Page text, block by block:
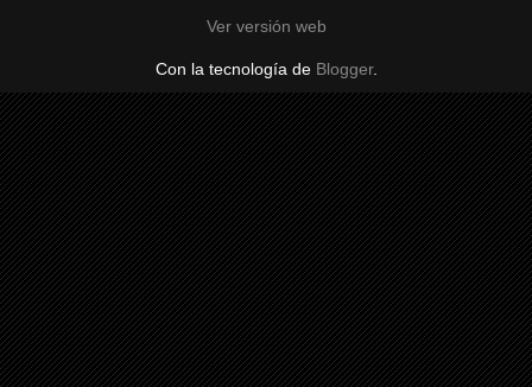
Ver versión web
Con la tecnología de Blogger.